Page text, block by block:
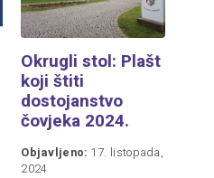
Okrugli stol: Plašt
koji štiti
dostojanstvo
čovjeka 2024.
Objavljeno: 17. listopada,
2024